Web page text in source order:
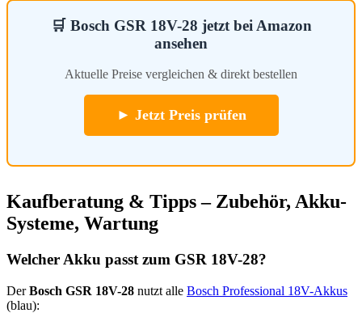
🛒 Bosch GSR 18V-28 jetzt bei Amazon
ansehen
Aktuelle Preise vergleichen & direkt bestellen
► Jetzt Preis prüfen
Kaufberatung & Tipps – Zubehör, Akku-
Systeme, Wartung
Welcher Akku passt zum GSR 18V-28?
DerBosch GSR 18V-28 nutzt alle Bosch Professional 18V-Akkus
(blau):